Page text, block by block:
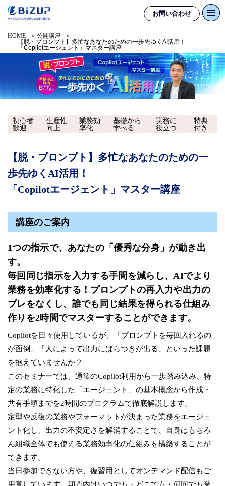
お問い合わせ
HOME
公開講座
【脱・プロンプト】多忙なあなたのための一歩先ゆくAI活用！
「Copilotエージェント」マスター講座
初心者
歓迎
生産性
向上
業務効
率化
基礎から
学べる
実務に
役立つ
特典
付き
【脱・プロンプト】多忙なあなたのための一
歩先ゆくAI活用！
「Copilotエージェント」マスター講座
講座のご案内
1つの指示で、あなたの「優秀な分身」が動き出
す。
毎回同じ指示を入力する手間を減らし、AIでより
業務を効率化する！プロンプトの再入力や出力の
ブレをなくし、誰でも同じ結果を得られる仕組み
作りを2時間でマスターすることができます。
Copilotを日々使用しているが、「プロンプトを毎回入れるの
が面倒」「人によって出力にばらつきが出る」といった課題
を抱えていませんか？
このセミナーでは、通常のCopilot利用から一歩踏み込み、特
定の業務に特化した「エージェント」の基本概念から作成・
共有手順までを2時間のプログラムで徹底解説します。
定型や反復の業務やフォーマットが決まった業務をエージェ
ント化し、出力の不安定さを解消することで、自身はもちろ
ん組織全体でも使える業務効率化の仕組みを構築することが
できます。
当日参加できない方や、復習用としてオンデマンド配信もご